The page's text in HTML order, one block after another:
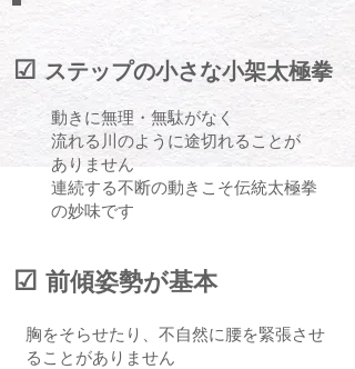
☑︎ ステップの小さな小架太極拳
動きに無理・無駄がなく
流れる川のように途切れることが
ありません
連続する不断の動きこそ伝統太極拳
の妙味です
☑︎ 前傾姿勢が基本
胸をそらせたり、不自然に腰を緊張させ
ることがありません